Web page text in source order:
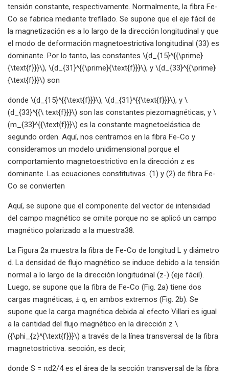
tensión constante, respectivamente. Normalmente, la fibra Fe-
Co se fabrica mediante trefilado. Se supone que el eje fácil de
la magnetización es a lo largo de la dirección longitudinal y que
el modo de deformación magnetoestrictiva longitudinal (33) es
dominante. Por lo tanto, las constantes \(d_{15}^{{\prime}
{\text{f}}}\), \(d_{31}^{{\prime}{\text{f}}}\), y \(d_{33}^{{\prime}
{\text{f}}}\) son
donde \(d_{15}^{{\text{f}}}\), \(d_{31}^{{\text{f}}}\), y \
(d_{33}^{{\ text{f}}}\) son las constantes piezomagnéticas, y \
(m_{33}^{{\text{f}}}\) es la constante magnetoelástica de
segundo orden. Aquí, nos centramos en la fibra Fe-Co y
consideramos un modelo unidimensional porque el
comportamiento magnetoestrictivo en la dirección z es
dominante. Las ecuaciones constitutivas. (1) y (2) de fibra Fe-
Co se convierten
Aquí, se supone que el componente del vector de intensidad
del campo magnético se omite porque no se aplicó un campo
magnético polarizado a la muestra38.
La Figura 2a muestra la fibra de Fe-Co de longitud L y diámetro
d. La densidad de flujo magnético se induce debido a la tensión
normal a lo largo de la dirección longitudinal (z-) (eje fácil).
Luego, se supone que la fibra de Fe-Co (Fig. 2a) tiene dos
cargas magnéticas, ± q, en ambos extremos (Fig. 2b). Se
supone que la carga magnética debida al efecto Villari es igual
a la cantidad del flujo magnético en la dirección z \
({\phi_{z}^{\text{f}}}\) a través de la línea transversal de la fibra
magnetostrictiva. sección, es decir,
donde S = πd2/4 es el área de la sección transversal de la fibra